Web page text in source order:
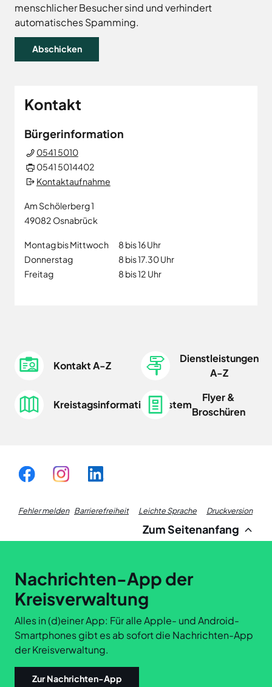
menschlicher Besucher sind und verhindert
automatisches Spamming.
Kontakt
Bürgerinformation
0541 5010
0541 5014402
Kontaktaufnahme
Am Schölerberg 1
49082 Osnabrück
Montag bis Mittwoch
8 bis 16 Uhr
Donnerstag
8 bis 17.30 Uhr
Freitag
8 bis 12 Uhr
Kontakt A-Z
Dienstleistungen
A-Z
Kreistagsinformationssystem
Flyer &
Broschüren
Fehler melden Fußzeile
Links
Barrierefreiheit Leichte Sprache Druckversion
Zum Seitenanfang
Nachrichten-App der
Kreisverwaltung
Alles in (d)einer App: Für alle Apple- und Android-
Smartphones gibt es ab sofort die Nachrichten-App
der Kreisverwaltung.
Zur Nachrichten-App
Wirtschaftsförderungsgesellschaft
Osnabrücker
Land
Hasbergen
Hilter
Melle
Neuenkirchen
Ostercappeln
Wallenhorst